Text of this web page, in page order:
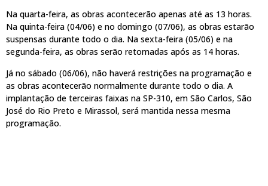
Na quarta-feira, as obras acontecerão apenas até as 13 horas.
Na quinta-feira (04/06) e no domingo (07/06), as obras estarão
suspensas durante todo o dia. Na sexta-feira (05/06) e na
segunda-feira, as obras serão retomadas após as 14 horas.
Já no sábado (06/06), não haverá restrições na programação e
as obras acontecerão normalmente durante todo o dia. A
implantação de terceiras faixas na SP-310, em São Carlos, São
José do Rio Preto e Mirassol, será mantida nessa mesma
programação.